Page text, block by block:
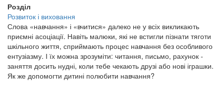
Розділ
Розвиток і виховання
Слова «навчання» і «вчитися» далеко не у всіх викликають
приємні асоціації. Навіть малюки, які не встигли пізнати тяготи
шкільного життя, сприймають процес навчання без особливого
ентузіазму. І їх можна зрозуміти: читання, письмо, рахунок -
заняття досить нудні, коли тебе чекають друзі або нові іграшки.
Як же допомогти дитині полюбити навчання?